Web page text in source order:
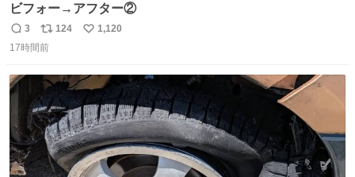
ビフォー→アフター②
返
信
3
リ
ポ
ト
数
124
い
数
1,120
17時間前